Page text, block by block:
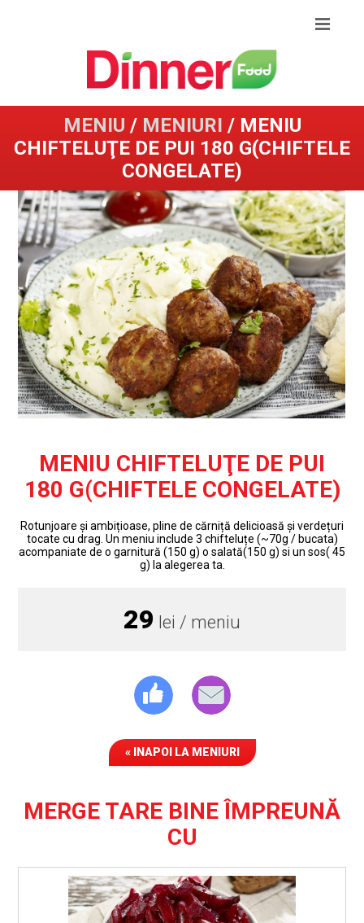
MENIU / MENIURI / MENIU
CHIFTELUŢE DE PUI 180 G(CHIFTELE
CONGELATE)
MENIU CHIFTELUŢE DE PUI
180 G(CHIFTELE CONGELATE)
Rotunjoare și ambițioase, pline de cărniță delicioasă și verdețuri
tocate cu drag. Un meniu include 3 chifteluțe (~70g / bucata)
acompaniate de o garnitură (150 g) o salată(150 g) si un sos( 45
g) la alegerea ta.
29 lei / meniu
« INAPOI LA MENIURI
MERGE TARE BINE ÎMPREUNĂ
CU